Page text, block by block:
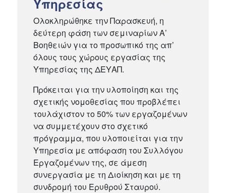
Ολοκληρώθηκε την Παρασκευή, η
δεύτερη φάση των σεμιναρίων Α’
Βοηθειών για το προσωπικό της απ’
όλους τους χώρους εργασίας της
Υπηρεσίας της ΔΕΥΑΠ.
Πρόκειται για την υλοποίηση και της
σχετικής νομοθεσίας που προβλέπει
τουλάχιστον το 50% των εργαζομένων
να συμμετέχουν στο σχετικό
πρόγραμμα, που υλοποιείται για την
Υπηρεσία με απόφαση του Συλλόγου
Εργαζομένων της, σε άμεση
συνεργασία με τη Διοίκηση και με τη
συνδρομή του Ερυθρού Σταυρού.